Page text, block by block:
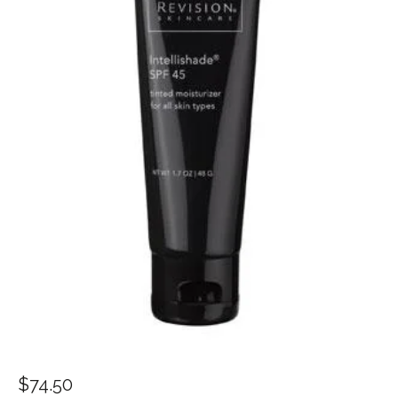
$74.50